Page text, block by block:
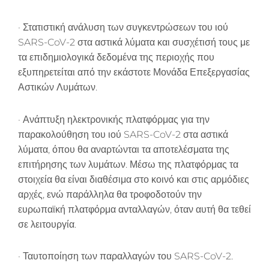
· Στατιστική ανάλυση των συγκεντρώσεων του ιού
SARS-CoV-2 στα αστικά λύματα και συσχέτισή τους με
τα επιδημιολογικά δεδομένα της περιοχής που
εξυπηρετείται από την εκάστοτε Μονάδα Επεξεργασίας
Αστικών Λυμάτων.
· Ανάπτυξη ηλεκτρονικής πλατφόρμας για την
παρακολούθηση του ιού SARS-CoV-2 στα αστικά
λύματα, όπου θα αναρτώνται τα αποτελέσματα της
επιτήρησης των λυμάτων. Μέσω της πλατφόρμας τα
στοιχεία θα είναι διαθέσιμα στο κοινό και στις αρμόδιες
αρχές, ενώ παράλληλα θα τροφοδοτούν την
ευρωπαϊκή πλατφόρμα ανταλλαγών, όταν αυτή θα τεθεί
σε λειτουργία.
· Ταυτοποίηση των παραλλαγών του SARS-CoV-2.